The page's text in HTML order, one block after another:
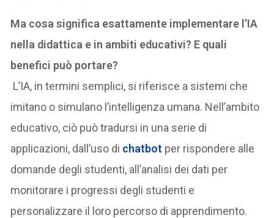
Ma cosa significa esattamente implementare l’IA
nella didattica e in ambiti educativi? E quali
benefici può portare?
L’IA, in termini semplici, si riferisce a sistemi che
imitano o simulano l’intelligenza umana. Nell’ambito
educativo, ciò può tradursi in una serie di
applicazioni, dall’uso di chatbot per rispondere alle
domande degli studenti, all’analisi dei dati per
monitorare i progressi degli studenti e
personalizzare il loro percorso di apprendimento.